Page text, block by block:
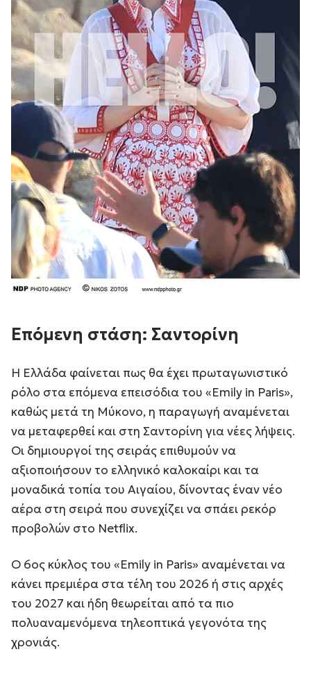
Επόμενη στάση: Σαντορίνη
Η Ελλάδα φαίνεται πως θα έχει πρωταγωνιστικό
ρόλο στα επόμενα επεισόδια του «Emily in Paris»,
καθώς μετά τη Μύκονο, η παραγωγή αναμένεται
να μεταφερθεί και στη Σαντορίνη για νέες λήψεις.
Οι δημιουργοί της σειράς επιθυμούν να
αξιοποιήσουν το ελληνικό καλοκαίρι και τα
μοναδικά τοπία του Αιγαίου, δίνοντας έναν νέο
αέρα στη σειρά που συνεχίζει να σπάει ρεκόρ
προβολών στο Netflix.
Ο 6ος κύκλος του «Emily in Paris» αναμένεται να
κάνει πρεμιέρα στα τέλη του 2026 ή στις αρχές
του 2027 και ήδη θεωρείται από τα πιο
πολυαναμενόμενα τηλεοπτικά γεγονότα της
χρονιάς.